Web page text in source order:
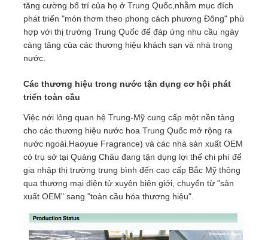
tăng cường bố trí của họ ở Trung Quốc,nhằm mục đích
phát triển "món thơm theo phong cách phương Đông" phù
hợp với thị trường Trung Quốc để đáp ứng nhu cầu ngày
càng tăng của các thương hiệu khách sạn và nhà trong
nước.
Các thương hiệu trong nước tận dụng cơ hội phát
triển toàn cầu
Việc nới lỏng quan hệ Trung-Mỹ cung cấp một nền tảng
cho các thương hiệu nước hoa Trung Quốc mở rộng ra
nước ngoài.Haoyue Fragrance) và các nhà sản xuất OEM
có trụ sở tại Quảng Châu đang tận dụng lợi thế chi phí để
gia nhập thị trường trung bình đến cao cấp Bắc Mỹ thông
qua thương mại điện tử xuyên biên giới, chuyển từ "sản
xuất OEM" sang "toàn cầu hóa thương hiệu".